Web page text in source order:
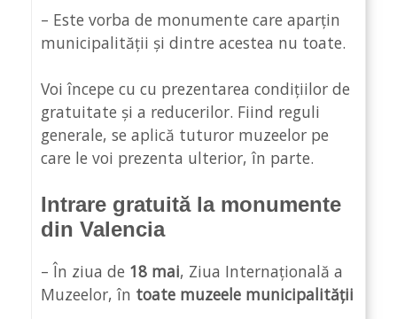
– Este vorba de monumente care aparțin
municipalității și dintre acestea nu toate.
Voi începe cu cu prezentarea condițiilor de
gratuitate și a reducerilor. Fiind reguli
generale, se aplică tuturor muzeelor pe
care le voi prezenta ulterior, în parte.
Intrare gratuită la monumente
din Valencia
– În ziua de 18 mai, Ziua Internațională a
Muzeelor, în toate muzeele municipalității